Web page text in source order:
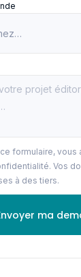
formulaire, vous
Vos
à des tiers.
ma